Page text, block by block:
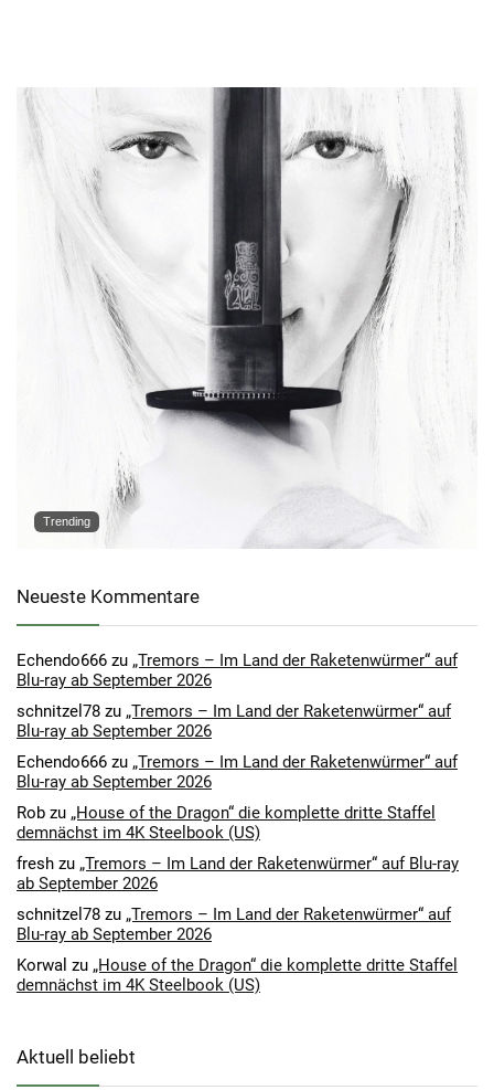
Trending
Neueste Kommentare
Echendo666 zu „Tremors – Im Land der Raketenwürmer“ auf
Blu-ray ab September 2026
schnitzel78 zu „Tremors – Im Land der Raketenwürmer“ auf
Blu-ray ab September 2026
Echendo666 zu „Tremors – Im Land der Raketenwürmer“ auf
Blu-ray ab September 2026
Rob zu „House of the Dragon“ die komplette dritte Staffel
demnächst im 4K Steelbook (US)
fresh zu „Tremors – Im Land der Raketenwürmer“ auf Blu-ray
ab September 2026
schnitzel78 zu „Tremors – Im Land der Raketenwürmer“ auf
Blu-ray ab September 2026
Korwal zu „House of the Dragon“ die komplette dritte Staffel
demnächst im 4K Steelbook (US)
Aktuell beliebt